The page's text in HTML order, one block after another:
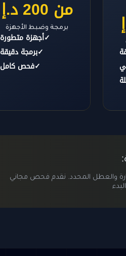
من 200 د.إ
برمجة وضبط الأجهزة
✓أجهزة متطورة
✓برمجة دقيقة
✓فحص كامل
والعطل المحدد. نقدم فحص مجاني